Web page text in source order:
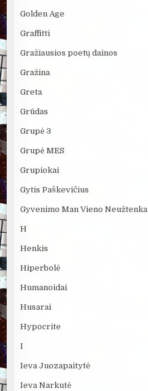
Golden Age
Graffitti
Gražiausios poetų dainos
Gražina
Greta
Grūdas
Grupė 3
Grupė MES
Grupiokai
Gytis Paškevičius
Gyvenimo Man Vieno Neužtenka
H
Henkis
Hiperbolė
Humanoidai
Husarai
Hypocrite
I
Ieva Juozapaitytė
Ieva Narkutė